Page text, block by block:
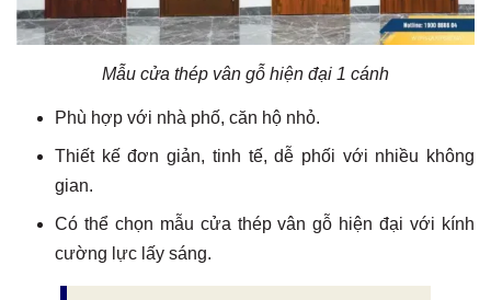
Mẫu cửa thép vân gỗ hiện đại 1 cánh
Phù hợp với nhà phố, căn hộ nhỏ.
Thiết kế đơn giản, tinh tế, dễ phối với nhiều không
gian.
Có thể chọn mẫu cửa thép vân gỗ hiện đại với kính
cường lực lấy sáng.